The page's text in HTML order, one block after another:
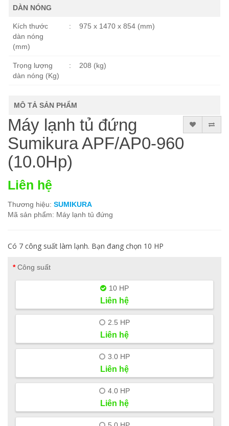
DÀN NÓNG
Kích thước
dàn nóng
(mm)
: 975 x 1470 x 854 (mm)
Trọng lượng
dàn nóng (Kg)
: 208 (kg)
MÔ TẢ SẢN PHẨM
Máy lạnh tủ đứng
Sumikura APF/AP0-960
(10.0Hp)
Liên hệ
Thương hiệu: SUMIKURA
Mã sản phẩm: Máy lạnh tủ đứng
Có 7 công suất làm lạnh. Bạn đang chọn 10 HP
Công suất
10 HP
Liên hệ
2.5 HP
Liên hệ
3.0 HP
Liên hệ
4.0 HP
Liên hệ